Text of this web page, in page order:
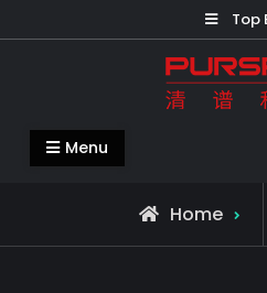
Top
清谱科技中国官网-
Menu
Home